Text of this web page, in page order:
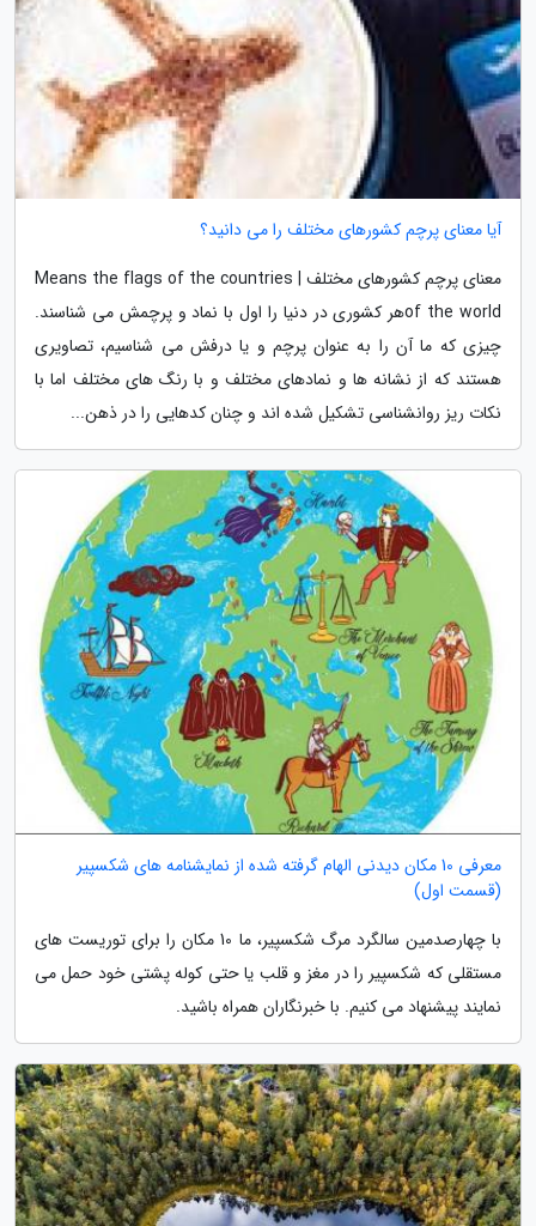
آیا معنای پرچم کشورهای مختلف را می دانید؟
معنای پرچم کشورهای مختلف | Means the flags of the countries
of the worldهر کشوری در دنیا را اول با نماد و پرچمش می شناسند.
چیزی که ما آن را به عنوان پرچم و یا درفش می شناسیم، تصاویری
هستند که از نشانه ها و نمادهای مختلف و با رنگ های مختلف اما با
نکات ریز روانشناسی تشکیل شده اند و چنان کدهایی را در ذهن...
معرفی 10 مکان دیدنی الهام گرفته شده از نمایشنامه های شکسپیر
(قسمت اول)
با چهارصدمین سالگرد مرگ شکسپیر، ما 10 مکان را برای توریست های
مستقلی که شکسپیر را در مغز و قلب یا حتی کوله پشتی خود حمل می
نمایند پیشنهاد می کنیم. با خبرنگاران همراه باشید.